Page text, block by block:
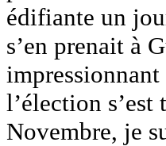
édifiante un
s’en prenait à
l’élection
Novembre, je